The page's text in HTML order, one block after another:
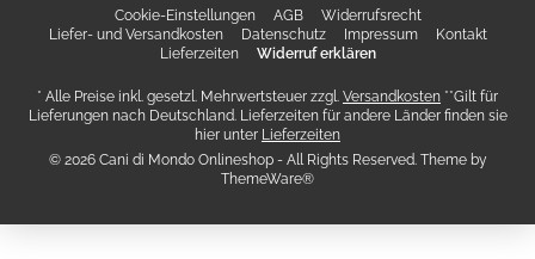
Cookie-Einstellungen AGB
Widerrufsrecht
Liefer- und Versandkosten
Datenschutz Impressum
Kontakt
Lieferzeiten
Widerruf erklären
* Alle Preise inkl. gesetzl. Mehrwertsteuer zzgl. Versandkosten **Gilt für
Lieferungen nach Deutschland. Lieferzeiten für andere Länder finden sie
hier unter Lieferzeiten
© 2026 Cani di Mondo Onlineshop - All Rights Reserved. Theme by
ThemeWare®